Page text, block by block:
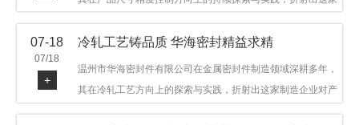
产品，广泛应用于石油机械、管道法兰、采油树、井口装置等
领域。本文从尺寸精度的技术内涵及企业工艺积累等角度，呈
现华海密封在该领域的务实探索与稳步发展。
07-18
07/18
+
冷轧工艺铸品质 华海密封精益求精
温州市华海密封件有限公司在金属密封件制造领域深耕多年，
其在冷轧工艺方向上的探索与实践，折射出这家制造企业对产